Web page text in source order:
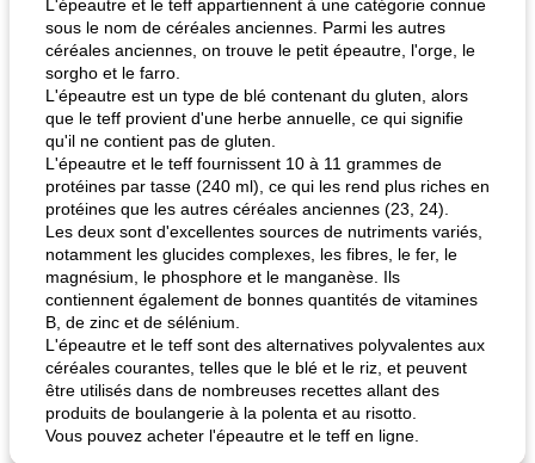
L'épeautre et le teff appartiennent à une catégorie connue
sous le nom de céréales anciennes. Parmi les autres
céréales anciennes, on trouve le petit épeautre, l'orge, le
sorgho et le farro.
L'épeautre est un type de blé contenant du gluten, alors
que le teff provient d'une herbe annuelle, ce qui signifie
qu'il ne contient pas de gluten.
L'épeautre et le teff fournissent 10 à 11 grammes de
protéines par tasse (240 ml), ce qui les rend plus riches en
protéines que les autres céréales anciennes (23, 24).
Les deux sont d'excellentes sources de nutriments variés,
notamment les glucides complexes, les fibres, le fer, le
magnésium, le phosphore et le manganèse. Ils
contiennent également de bonnes quantités de vitamines
B, de zinc et de sélénium.
L'épeautre et le teff sont des alternatives polyvalentes aux
céréales courantes, telles que le blé et le riz, et peuvent
être utilisés dans de nombreuses recettes allant des
produits de boulangerie à la polenta et au risotto.
Vous pouvez acheter l'épeautre et le teff en ligne.